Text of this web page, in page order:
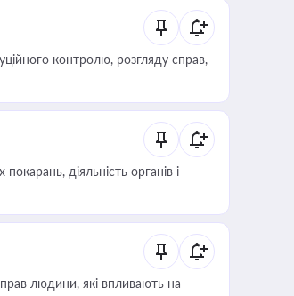
контролю, розгляду справ,
діяльність органів і
людини, які впливають на